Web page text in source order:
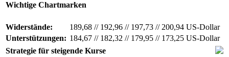
Wichtige Chartmarken
Widerstände: 189,68 //192,96 //197,73 //200,94 US-Dollar
Unterstützungen: 184,67 //182,32 //179,95 //173,25 US-Dollar
Strategie für steigende Kurse